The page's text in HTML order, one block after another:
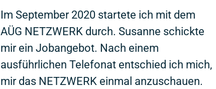
Im September 2020 startete ich mit dem
AÜG NETZWERK durch. Susanne schickte
mir ein Jobangebot. Nach einem
ausführlichen Telefonat entschied ich mich,
mir das NETZWERK einmal anzuschauen.